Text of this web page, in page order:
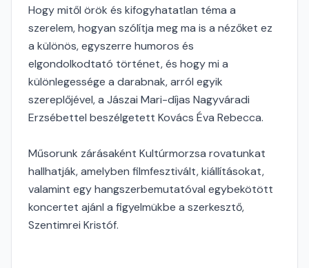
Hogy mitől örök és kifogyhatatlan téma a
szerelem, hogyan szólítja meg ma is a nézőket ez
a különös, egyszerre humoros és
elgondolkodtató történet, és hogy mi a
különlegessége a darabnak, arról egyik
szereplőjével, a Jászai Mari-díjas Nagyváradi
Erzsébettel beszélgetett Kovács Éva Rebecca.
Műsorunk zárásaként Kultúrmorzsa rovatunkat
hallhatják, amelyben filmfesztivált, kiállításokat,
valamint egy hangszerbemutatóval egybekötött
koncertet ajánl a figyelmükbe a szerkesztő,
Szentimrei Kristóf.